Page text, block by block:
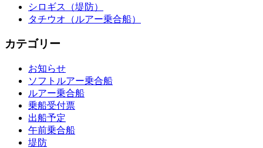
シロギス（堤防）
タチウオ（ルアー乗合船）
カテゴリー
お知らせ
ソフトルアー乗合船
ルアー乗合船
乗船受付票
出船予定
午前乗合船
堤防